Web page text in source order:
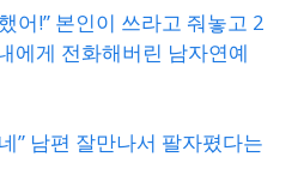
어!” 본인이 쓰라고 줘놓고 2
에게 전화해버린 남자연예
” 남편 잘만나서 팔자폈다는